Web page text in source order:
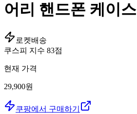
어리 핸드폰 케이스
로켓배송
쿠스피 지수 83점
현재 가격
29,900원
쿠팡에서 구매하기